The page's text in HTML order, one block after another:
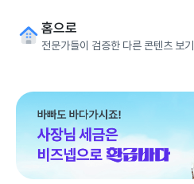
홈으로
전문가들이 검증한 다른 콘텐츠 보기